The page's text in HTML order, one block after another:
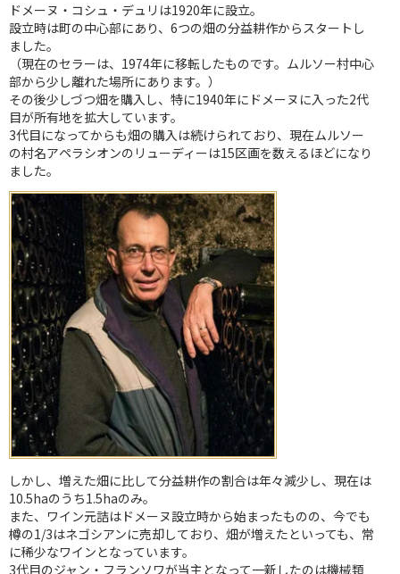
ドメーヌ・コシュ・デュリは1920年に設立。
設立時は町の中心部にあり、6つの畑の分益耕作からスタートし
ました。
（現在のセラーは、1974年に移転したものです。ムルソー村中心
部から少し離れた場所にあります。）
その後少しづつ畑を購入し、特に1940年にドメーヌに入った2代
目が所有地を拡大しています。
3代目になってからも畑の購入は続けられており、現在ムルソー
の村名アペラシオンのリューディーは15区画を数えるほどになり
ました。
しかし、増えた畑に比して分益耕作の割合は年々減少し、現在は
10.5haのうち1.5haのみ。
また、ワイン元詰はドメーヌ設立時から始まったものの、今でも
樽の1/3はネゴシアンに売却しており、畑が増えたといっても、常
に稀少なワインとなっています。
3代目のジャン・フランソワが当主となって一新したのは機械類